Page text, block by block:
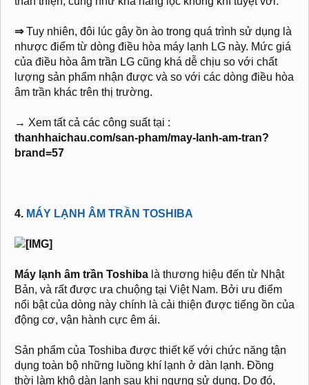
⇒Tuy nhiên, đôi lúc gây ồn ào trong quá trình sử dụng là
nhược điểm từ dòng điều hòa máy lạnh LG này. Mức giá
của điều hòa âm trần LG cũng khá dễ chịu so với chất
lượng sản phẩm nhận được và so với các dòng điều hòa
âm trần khác trên thị trường.
→ Xem tất cả các công suất tại :
thanhhaichau.com/san-pham/may-lanh-am-tran?
brand=57
4. MÁY LẠNH ÂM TRẦN TOSHIBA
Máy lạnh âm trần Toshiba là thương hiệu đến từ Nhật
Bản, và rất được ưa chuộng tại Việt Nam. Bởi ưu điểm
nổi bật của dòng này chính là cải thiện được tiếng ồn của
động cơ, vận hành cực êm ái.
Sản phẩm của Toshiba được thiết kế với chức năng tận
dụng toàn bộ những luồng khí lạnh ở dàn lạnh. Đồng
thời làm khô dàn lạnh sau khi ngưng sử dụng. Do đó,